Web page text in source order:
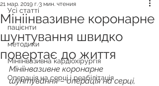
Усі статті
пацієнти
методики
Мініінвазивна кардіохірургія
Операція на серці і реабілітація
Мініінвазивне коронарне
шунтування швидко
повертає до життя
21 мар. 2019 г.3 мин. чтения
Мініінвазивне коронарне
шунтування – операція на серці,